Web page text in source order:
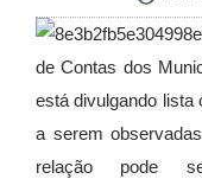
de Contas dos
está divulgando lista
a serem
relação pode